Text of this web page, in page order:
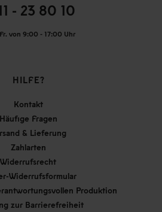
- 23 80 10
von 9:00 - 17:00 Uhr
HILFE?
Kontakt
Häufige Fragen
& Lieferung
Zahlarten
Widerrufsrecht
Widerrufsformular
Produktion
zur Barrierefreiheit